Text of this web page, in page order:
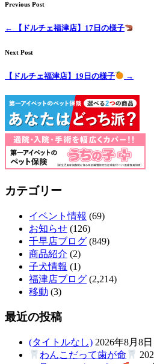
Previous Post
← 【ドルチェ福津店】17日の様子
Next Post
【ドルチェ福津店】19日の様子 →
カテゴリー
イベント情報 (69)
お知らせ (126)
千早店ブログ (849)
商品紹介 (2)
子犬情報 (1)
福津店ブログ (2,214)
移動 (3)
最近の投稿
(タイトルなし) 2026年8月8日
わんこだって歯が命